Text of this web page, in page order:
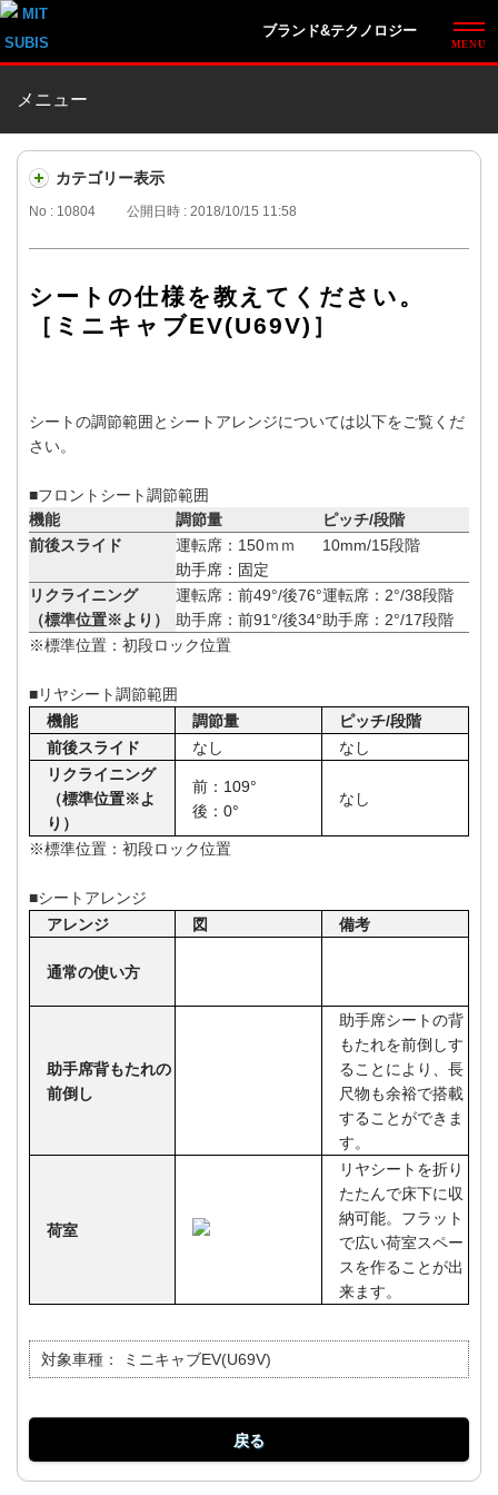
ブランド&テクノロジー
メニュー
カテゴリー表示
No : 10804 公開日時 : 2018/10/15 11:58
シートの仕様を教えてください。
［ミニキャブEV(U69V)］
シートの調節範囲とシートアレンジについては以下をご覧くだ
さい。
■フロントシート調節範囲
機能
調節量
ピッチ/段階
前後スライド
運転席：150ｍｍ
助手席：固定
10mm/15段階
リクライニング
（標準位置※より）
運転席：前49°/後76°
助手席：前91°/後34°
運転席：2°/38段階
助手席：2°/17段階
※標準位置：初段ロック位置
■リヤシート調節範囲
機能
調節量
ピッチ/段階
前後スライド
なし
なし
リクライニング
（標準位置※よ
り）
前： 109°
後： 0°
なし
※標準位置：初段ロック位置
■シートアレンジ
アレンジ
図 備考
通常の使い方
助手席背もたれの
前倒し
助手席シートの背
もたれを前倒しす
ることにより、長
尺物も余裕で搭載
することができま
す。
荷室
リヤシートを折り
たたんで床下に収
納可能。フラット
で広い荷室スペー
スを作ることが出
来ます。
対象車種： ミニキャブEV(U69V)
戻る